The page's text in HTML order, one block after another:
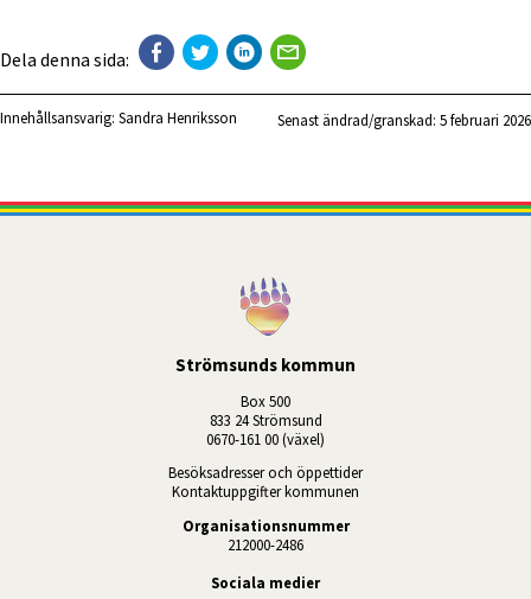
Dela denna sida:
Innehållsansvarig: Sandra Henriksson Senast ändrad/granskad: 5 februari 2026
Strömsunds kommun
Box 500
833 24 Strömsund
0670-161 00 (växel)
Besöksadresser och öppettider
Kontaktuppgifter kommunen
Organisationsnummer
212000-2486
Sociala medier